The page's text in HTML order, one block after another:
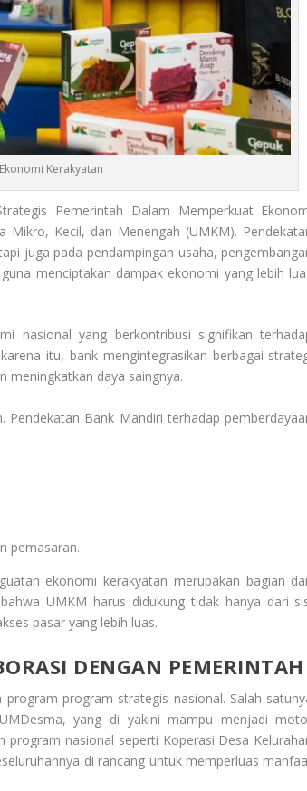
Kerakyatan
Pemerintah Dalam Memperkuat
Mikro, Kecil, dan Menengah (UMKM).
juga pada pendampingan usaha,
menciptakan dampak ekonomi yang lebih
nasional yang berkontribusi signifikan
itu, bank mengintegrasikan berbagai
meningkatkan daya saingnya.
Pendekatan Bank Mandiri terhadap
pemasaran.
ekonomi kerakyatan merupakan bagian
UMKM harus didukung tidak hanya dari
pasar yang lebih luas.
DENGAN PEMERINTAH
program strategis nasional. Salah
yang di yakini mampu menjadi
nasional seperti Koperasi Desa
di rancang untuk memperluas